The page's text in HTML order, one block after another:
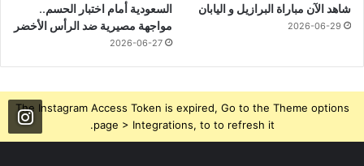
شاهد الآن مباراة البرازيل و اليابان
2026-06-29
السعودية أمام اختبار الحسم..
مواجهة مصيرية ضد الرأس الأخضر
2026-06-27
The Instagram Access Token is expired, Go to the Theme options
page > Integrations, to to refresh it.